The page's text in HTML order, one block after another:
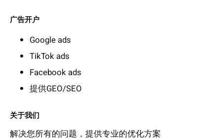
广告开户
Google ads
TikTok ads
Facebook ads
提供GEO/SEO
关于我们
解决您所有的问题，提供专业的优化方案